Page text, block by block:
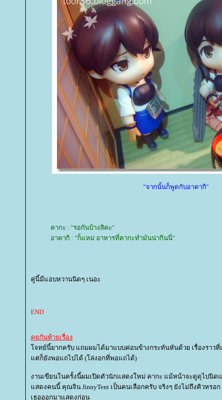
"จากนั้นก็พูดกับอาคากิ"
คากะ : "รอกันบ้างสิคะ"
อาคากิ : "ก็แหม่ อาหารที่คากะทำมันน่ากินนี่"
คู่นี้มีแอบหวานนิดๆ เนอะ
END
คุยกันท้ายเรื่อง
จทย์นี้ยากครับ แถมผมได้มาแบบค่อนข้างกระทันหันด้วย เรื่องราวที่เ
ต่ก็ยังพอแถไปได้ (โล่งอกที่พอแถได้)
งานเขียนในครั้งนี้ผมเปิดตัวนักแสดงใหม่ คากะ แม้หน้าจะดูดุไปนิ
สดงคนนี้ คุณจิน JinnyTent เป็นคนเลือกครับ จริงๆ ยังไม่ถึงคิวหรอ
เธอออกมาแสดงก่อน